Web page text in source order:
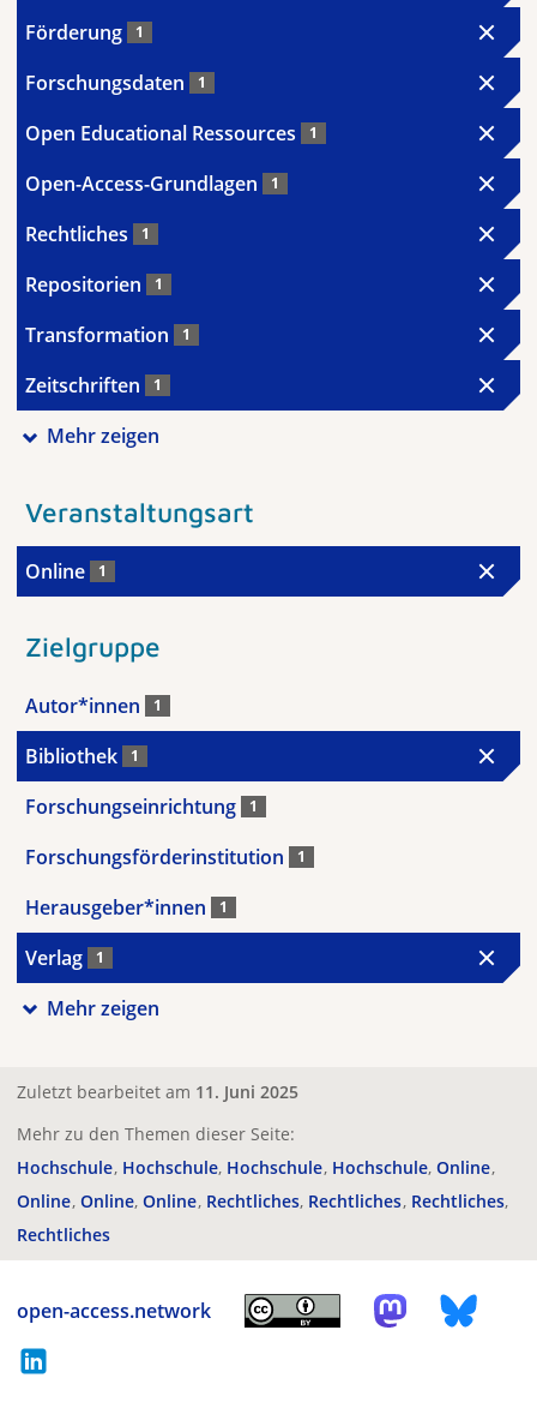
Förderung 1
Forschungsdaten 1
Open Educational Ressources 1
Open-Access-Grundlagen 1
Rechtliches 1
Repositorien 1
Transformation 1
Zeitschriften 1
Mehr zeigen
Veranstaltungsart
Online 1
Zielgruppe
Autor*innen 1
Bibliothek 1
Forschungseinrichtung 1
Forschungsförderinstitution 1
Herausgeber*innen 1
Verlag 1
Mehr zeigen
Zuletzt bearbeitet am 11. Juni 2025
Mehr zu den Themen dieser Seite:
Hochschule Hochschule Hochschule Hochschule Online
Online Online Online Rechtliches Rechtliches Rechtliches
Rechtliches
open-access.network